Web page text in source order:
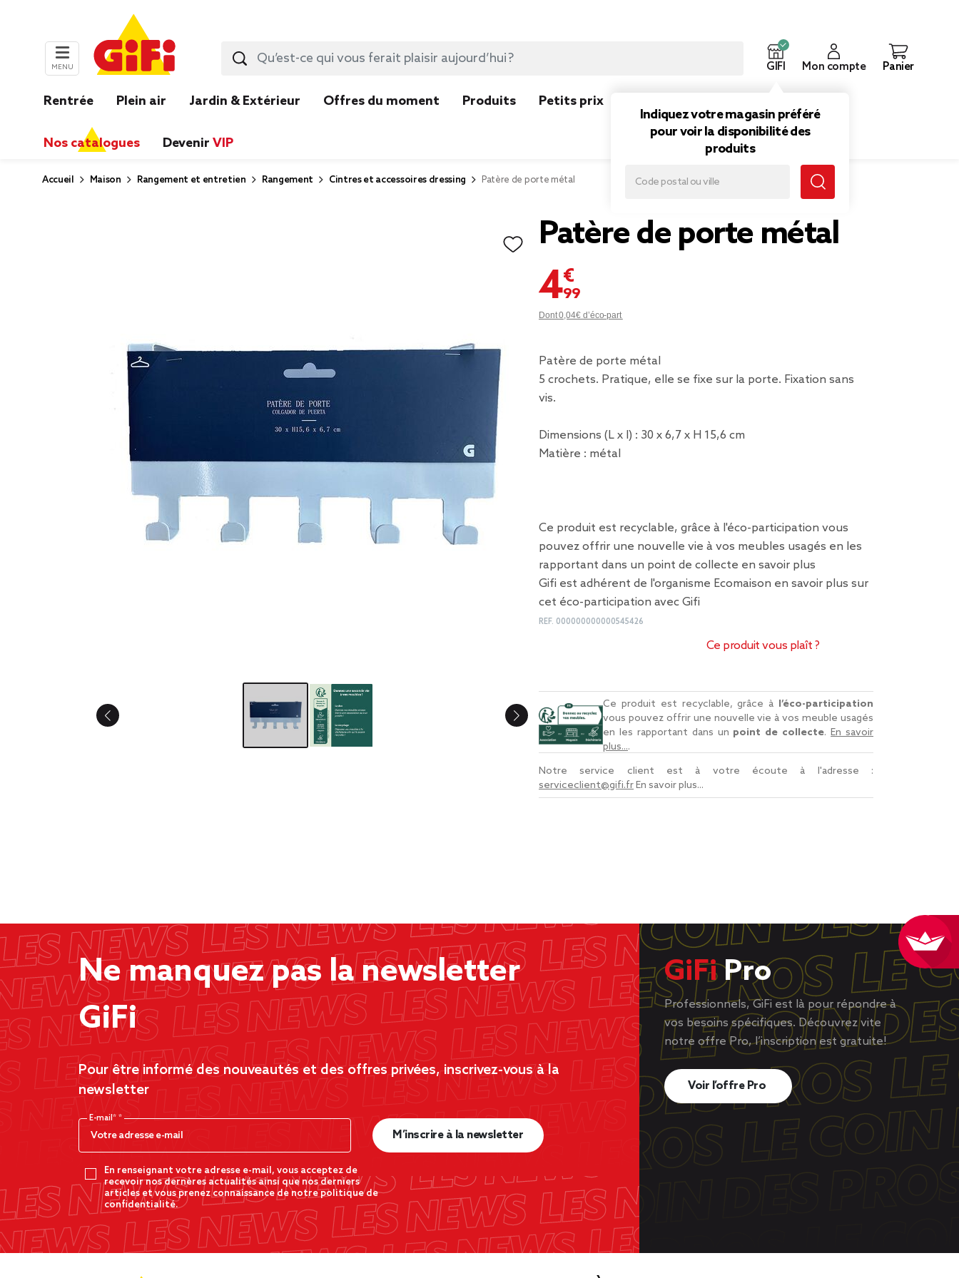
MENU GIFI
Indiquez votre magasin préféré
pour voir la disponibilité des
produits
Mon compte Panier
Rentrée Plein air Jardin & Extérieur Offres du moment Produits Petits prix
Nos catalogues Devenir VIP
Accueil Maison Rangement et entretien Rangement Cintres et accessoires dressing Patère de porte métal
Patère de porte métal
4,99 €
Dont 0,04€ d’éco-part
Patère de porte métal
5 crochets. Pratique, elle se fixe sur la porte. Fixation sans
vis.
Dimensions (L x l) : 30 x 6,7 x H 15,6 cm
Matière : métal
Ce produit est recyclable, grâce à l'éco-participation vous
pouvez offrir une nouvelle vie à vos meubles usagés en les
rapportant dans un point de collecte en savoir plus
Gifi est adhérent de l'organisme Ecomaison en savoir plus sur
cet éco-participation avec Gifi
REF. 000000000000545426
Ce produit vous plaît ?
Ce produit est recyclable, grâce à l’éco-participation
vous pouvez offrir une nouvelle vie à vos meuble usagés
en les rapportant dans un point de collecte.En savoir
plus....
Notre service client est à votre écoute à l'adresse :
serviceclient@gifi.frEn savoir plus...
Ne manquez pas la newsletter
GiFi
Pour être informé des nouveautés et des offres privées, inscrivez-vous à la
newsletter
E-mail*
En renseignant votre adresse e-mail, vous acceptez de
recevoir nos dernères actualités ainsi que nos derniers
articles et vous prenez connaissance de notre politique de
confidentialité.
M’inscrire à la newsletter
GiFiPro
Professionnels, GiFi est là pour répondre à
vos besoins spécifiques. Découvrez vite
notre offre Pro, l’inscription est gratuite!
Voir l’offre Pro